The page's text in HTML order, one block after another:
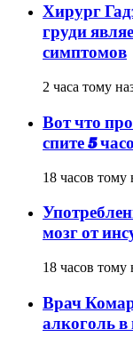
Хирург
груди
симптомов
2 часа тому
Вот что
спите 5
18 часов тому
мозг от
18 часов тому
Врач
алкоголь